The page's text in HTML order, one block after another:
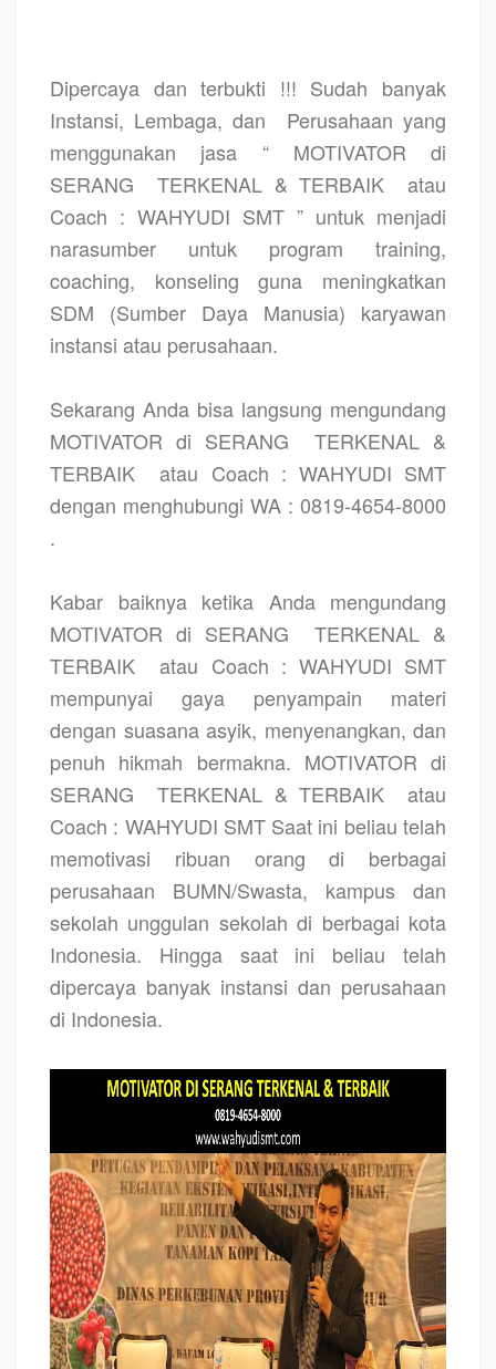
Dipercaya dan terbukti !!! Sudah banyak
Instansi, Lembaga, dan
Perusahaan yang
menggunakan jasa “ MOTIVATOR di
SERANG
TERKENAL & TERBAIK
atau
Coach : WAHYUDI SMT ” untuk menjadi
narasumber untuk program training,
coaching, konseling guna meningkatkan
SDM (Sumber Daya Manusia) karyawan
instansi atau perusahaan.
Sekarang Anda bisa langsung mengundang
MOTIVATOR di SERANG
TERKENAL &
TERBAIK
atau Coach : WAHYUDI SMT
dengan menghubungi WA : 0819-4654-8000
.
Kabar baiknya ketika Anda mengundang
MOTIVATOR di SERANG
TERKENAL &
TERBAIK
atau Coach : WAHYUDI SMT
mempunyai gaya penyampain materi
dengan suasana asyik, menyenangkan, dan
penuh hikmah bermakna. MOTIVATOR di
SERANG
TERKENAL & TERBAIK
atau
Coach : WAHYUDI SMT Saat ini beliau telah
memotivasi ribuan orang di berbagai
perusahaan BUMN/Swasta, kampus dan
sekolah unggulan sekolah di berbagai kota
Indonesia. Hingga saat ini beliau telah
dipercaya banyak instansi dan perusahaan
di Indonesia.